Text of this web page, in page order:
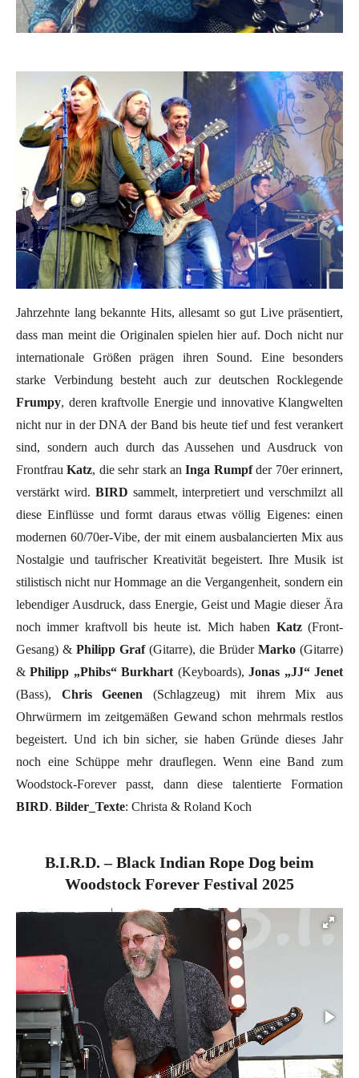
Jahrzehnte lang bekannte Hits, allesamt so gut Live präsentiert,
dass man meint die Originalen spielen hier auf. Doch nicht nur
internationale Größen prägen ihren Sound. Eine besonders
starke Verbindung besteht auch zur deutschen Rocklegende
Frumpy, deren kraftvolle Energie und innovative Klangwelten
nicht nur in der DNA der Band bis heute tief und fest verankert
sind, sondern auch durch das Aussehen und Ausdruck von
FrontfrauKatz, die sehr stark anInga Rumpfder 70er erinnert,
verstärkt wird. BIRD sammelt, interpretiert und verschmilzt all
diese Einflüsse und formt daraus etwas völlig Eigenes: einen
modernen 60/70er-Vibe, der mit einem ausbalancierten Mix aus
Nostalgie und taufrischer Kreativität begeistert. Ihre Musik ist
stilistisch nicht nur Hommage an die Vergangenheit, sondern ein
lebendiger Ausdruck, dass Energie, Geist und Magie dieser Ära
noch immer kraftvoll bis heute ist. Mich haben Katz(Front-
Gesang) & Philipp Graf(Gitarre), die Brüder Marko (Gitarre)
&Philipp „Phibs“ Burkhart (Keyboards),Jonas „JJ“ Jenet
(Bass), Chris Geenen (Schlagzeug) mit ihrem Mix aus
Ohrwürmern im zeitgemäßen Gewand schon mehrmals restlos
begeistert. Und ich bin sicher, sie haben Gründe dieses Jahr
noch eine Schüppe mehr drauflegen. Wenn eine Band zum
Woodstock-Forever passt, dann diese talentierte Formation
BIRD. Bilder_Texte: Christa & Roland Koch
B.I.R.D. – Black Indian Rope Dog beim
Woodstock Forever Festival 2025